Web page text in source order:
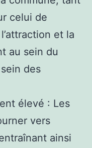
celui de
et la
au sein du
des
élevé : Les
vers
ainsi